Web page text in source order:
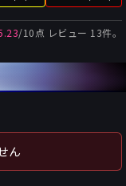
/10点 レビュー 13件。
ん